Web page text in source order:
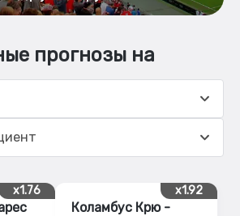
прогнозы на
x1.76 x1.92
Коламбус Крю -